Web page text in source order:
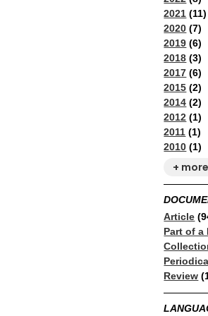
2021 (11)
2020 (7)
2019 (6)
2018 (3)
2017 (6)
2015 (2)
2014 (2)
2012 (1)
2011 (1)
2010 (1)
+ more
Article
Part of a
Review